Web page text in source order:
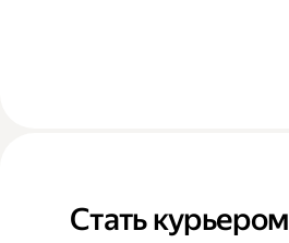
Стать курьером